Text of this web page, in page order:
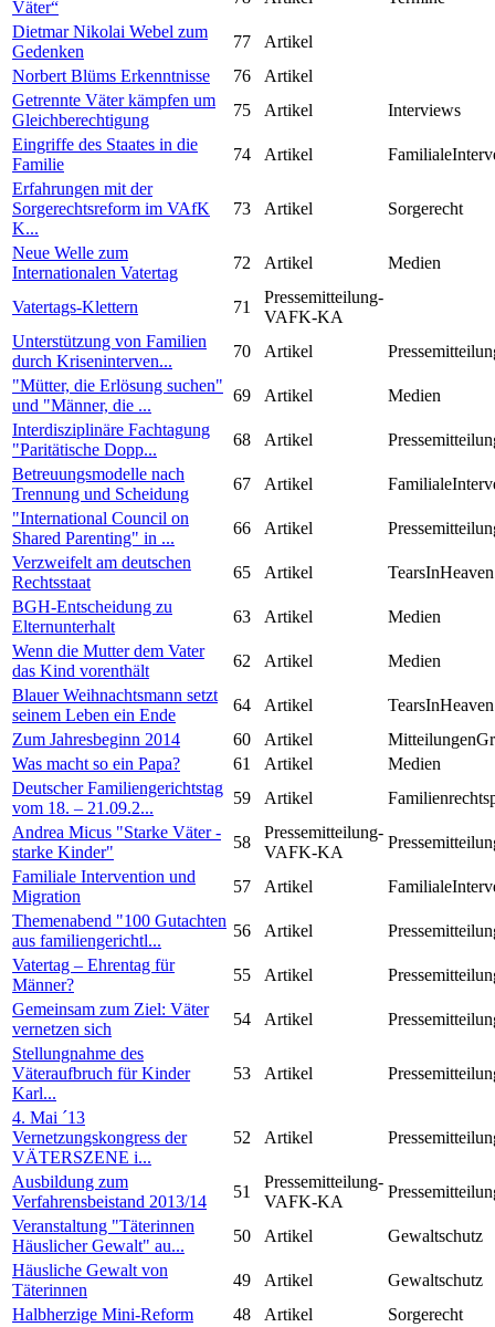
Väter“
Dietmar Nikolai Webel zum
Gedenken
77
Artikel
Norbert Blüms Erkenntnisse
76
Artikel
Getrennte Väter kämpfen um
Gleichberechtigung
75 Artikel
Interviews
Eingriffe des Staates in die
Familie
74 Artikel
Erfahrungen mit der
Sorgerechtsreform im VAfK
K...
73 Artikel Sorgerecht
Neue Welle zum
Internationalen Vatertag
72 Artikel Medien
Vatertags-Klettern 71
Pressemitteilung-
VAFK-KA
Unterstützung von Familien
durch Kriseninterven...
70 Artikel
"Mütter, die Erlösung suchen"
und "Männer, die ...
69 Artikel
Medien
Interdisziplinäre Fachtagung
"Paritätische Dopp...
68 Artikel
Betreuungsmodelle nach
Trennung und Scheidung
67 Artikel
"International Council on
Shared Parenting" in ...
66 Artikel
Verzweifelt am deutschen
Rechtsstaat
65 Artikel
TearsInHeaven
BGH-Entscheidung zu
Elternunterhalt
63 Artikel
Medien
Wenn die Mutter dem Vater
das Kind vorenthält
62 Artikel
Medien
Blauer Weihnachtsmann setzt
seinem Leben ein Ende
64 Artikel
TearsInHeaven
Zum Jahresbeginn 2014
60 Artikel
Was macht so ein Papa?
61 Artikel
Medien
Deutscher Familiengerichtstag
vom 18. – 21.09.2...
59 Artikel
Andrea Micus "Starke Väter -
starke Kinder"
58
Pressemitteilung-
VAFK-KA
Familiale Intervention und
Migration
57 Artikel
Themenabend "100 Gutachten
aus familiengerichtl...
56 Artikel
Vatertag – Ehrentag für
Männer?
55 Artikel
Gemeinsam zum Ziel: Väter
vernetzen sich
54 Artikel
Stellungnahme des
Väteraufbruch für Kinder
Karl...
53 Artikel
4. Mai ´13
Vernetzungskongress der
VÄTERSZENE i...
52 Artikel
Ausbildung zum
Verfahrensbeistand 2013/14
51
Pressemitteilung-
VAFK-KA
Veranstaltung "Täterinnen
Häuslicher Gewalt" au...
50 Artikel
Gewaltschutz
Häusliche Gewalt von
Täterinnen
49 Artikel
Gewaltschutz
Halbherzige Mini-Reform
48 Artikel
Sorgerecht